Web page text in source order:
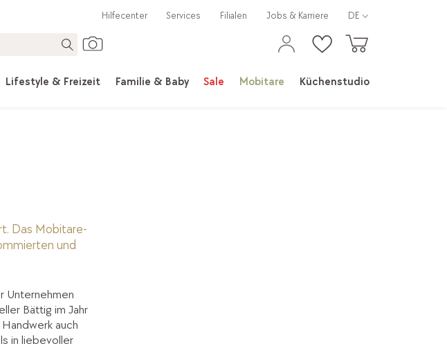
Lifestyle & Freizeit Familie & Baby Sale Mobitare Küchenstudio
Hilfecenter Services Filialen Jobs & Karriere DE
Das Mobitare-
und
Unternehmen
Bättig im Jahr
auch
in liebevoller